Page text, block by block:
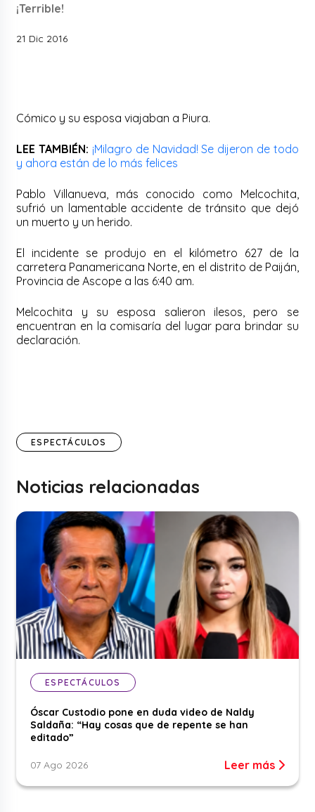
¡Terrible!
21 Dic 2016
Cómico y su esposa viajaban a Piura.
LEE TAMBIÉN: ¡Milagro de Navidad! Se dijeron de todo
y ahora están de lo más felices
Pablo Villanueva, más conocido como Melcochita,
sufrió un lamentable accidente de tránsito que dejó
un muerto y un herido.
El incidente se produjo en el kilómetro 627 de la
carretera Panamericana Norte, en el distrito de Paiján,
Provincia de Ascope a las 6:40 am.
Melcochita y su esposa salieron ilesos, pero se
encuentran en la comisaría del lugar para brindar su
declaración.
ESPECTÁCULOS
Noticias relacionadas
ESPECTÁCULOS
Óscar Custodio pone en duda video de Naldy
Saldaña: “Hay cosas que de repente se han
editado”
07 Ago 2026 Leer más